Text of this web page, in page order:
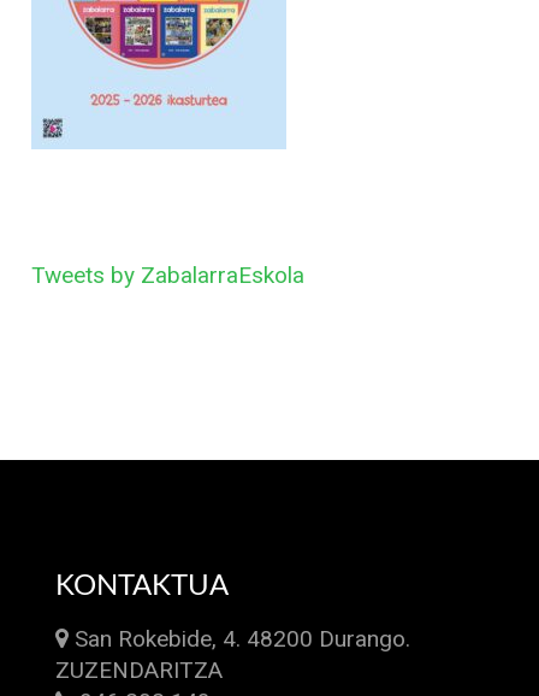
Tweets by ZabalarraEskola
KONTAKTUA
San Rokebide, 4. 48200 Durango.
ZUZENDARITZA